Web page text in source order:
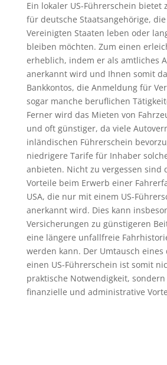
Ein lokaler US-Führerschein bietet
für deutsche Staatsangehörige,
Vereinigten Staaten leben oder
bleiben möchten. Zum einen
erheblich, indem er als amtliches
anerkannt wird und Ihnen somit
Bankkontos, die Anmeldung für
sogar manche beruflichen
Ferner wird das Mieten von
und oft günstiger, da viele
inländischen Führerschein
niedrigere Tarife für Inhaber
anbieten. Nicht zu vergessen sind
Vorteile beim Erwerb einer
USA, die nur mit einem US-
anerkannt wird. Dies kann
Versicherungen zu günstigeren
eine längere unfallfreie
werden kann. Der Umtausch eines
einen US-Führerschein ist somit
praktische Notwendigkeit,
finanzielle und administrative